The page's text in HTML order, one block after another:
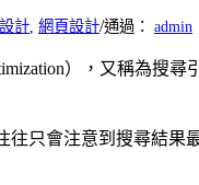
計 網頁設計/通過： admin
），又稱為
只會注意到搜尋結果